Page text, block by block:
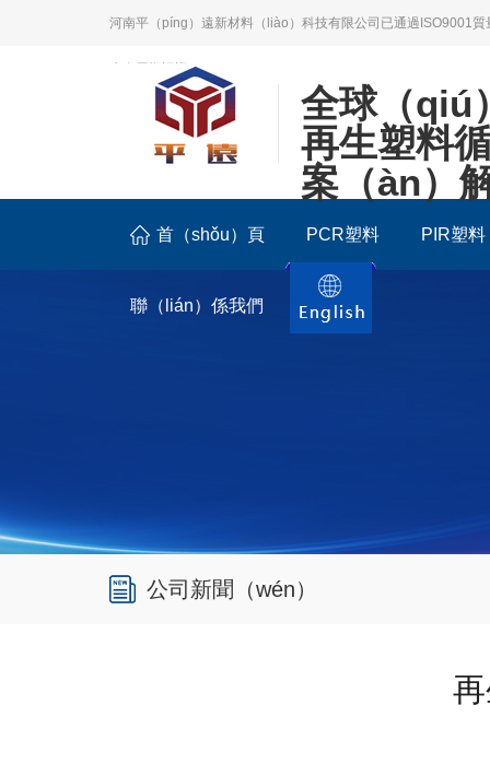
河南平（píng）遠新材料（liào）科技有限公司已通過ISO9001
生命周期認證。
全球（qiú
再生塑料
案（àn）
首（shǒu）頁 PCR塑料 PIR塑料
聯（lián）係我們
公司新聞（wén）